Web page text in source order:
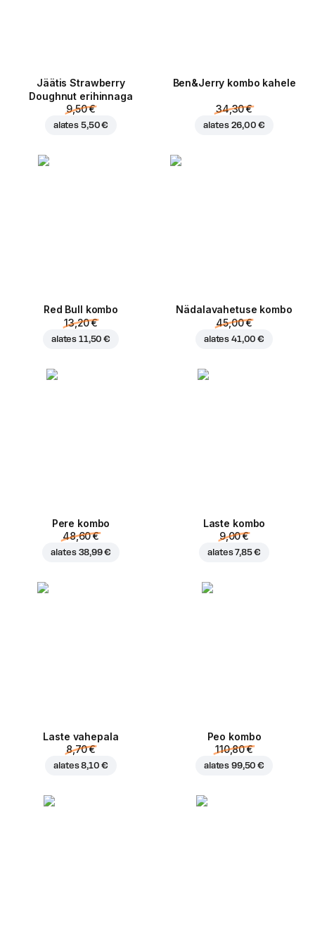
Jäätis Strawberry
Doughnut erihinnaga
9,50 €
alates 5,50 €
Ben&Jerry kombo kahele
34,30 €
alates 26,00 €
Red Bull kombo
13,20 €
alates 11,50 €
Nädalavahetuse kombo
45,00 €
alates 41,00 €
Pere kombo
48,60 €
alates 38,99 €
Laste kombo
9,00 €
alates7,85 €
Laste vahepala
8,70 €
alates8,10 €
Peo kombo
110,80 €
alates 99,50 €